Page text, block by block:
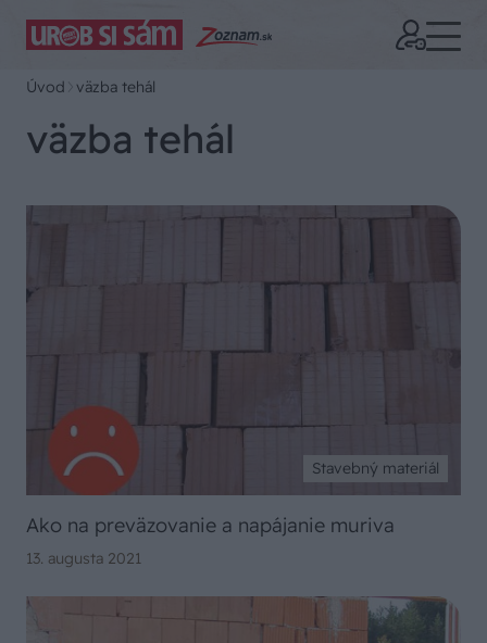
Úvod väzba tehál
väzba tehál
Stavebný materiál
Ako na preväzovanie a napájanie muriva
13. augusta 2021